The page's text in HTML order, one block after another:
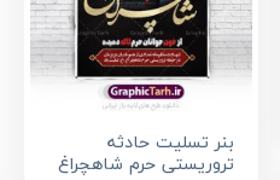
بنر تسلیت حادثه
تروریستی حرم شاهچراغ